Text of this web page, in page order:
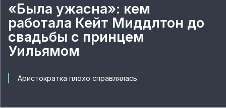
«Была ужасна»: кем
работала Кейт Миддлтон до
свадьбы с принцем
Уильямом
Аристократка плохо справлялась